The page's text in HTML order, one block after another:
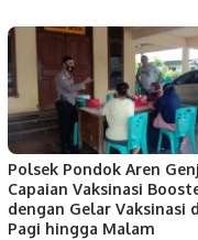
Polsek Pondok Aren
Capaian Vaksinasi
dengan Gelar Vaksinasi
Pagi hingga Malam